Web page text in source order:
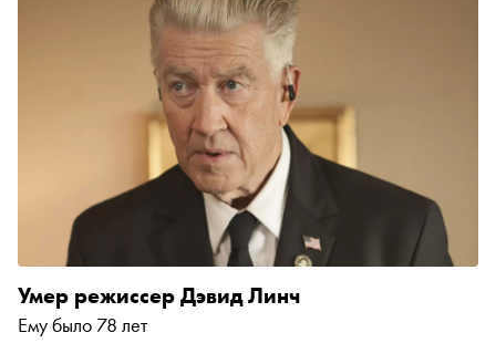
Умер режиссер Дэвид Линч
Ему было 78 лет